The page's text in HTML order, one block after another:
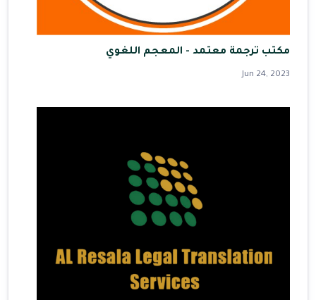
مكتب ترجمة معتمد - المعجم اللغوي
Jun 24, 2023